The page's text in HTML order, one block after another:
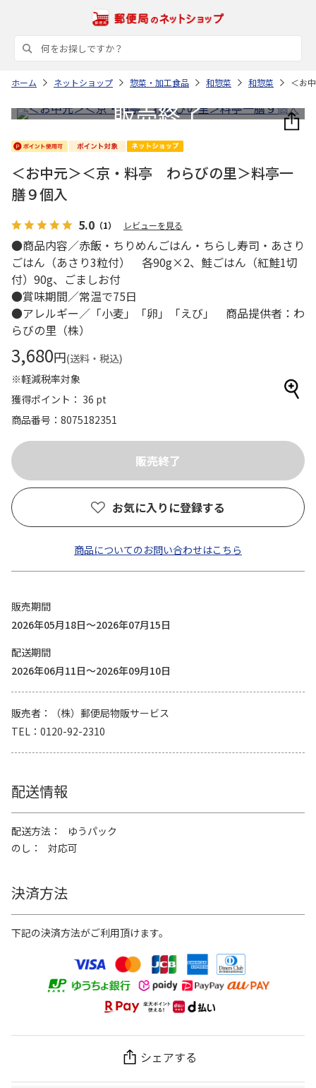
ホーム ネットショップ 惣菜・加工食品 和惣菜 和惣菜 ＜お
＜お中元＞＜京・料亭 わらびの里＞料亭一
膳９個入
5.0 （1） レビューを見る
●商品内容／赤飯・ちりめんごはん・ちらし寿司・あさり
ごはん（あさり3粒付） 各90g×2、鮭ごはん（紅鮭1切
付）90g、ごましお付
●賞味期間／常温で75日
●アレルギー／「小麦」「卵」「えび」 商品提供者：わ
らびの里（株）
3,680円(送料・税込)
※軽減税率対象
獲得ポイント： 36 pt
商品番号
8075182351
お気に入りに登録する
商品についてのお問い合わせはこちら
販売期間
2026年05月18日～2026年07月15日
配送期間
2026年06月11日～2026年09月10日
販売者
（株）郵便局物販サービス
TEL
0120-92-2310
配送情報
配送方法
ゆうパック
のし
対応可
決済方法
下記の決済方法がご利用頂けます。
シェアする